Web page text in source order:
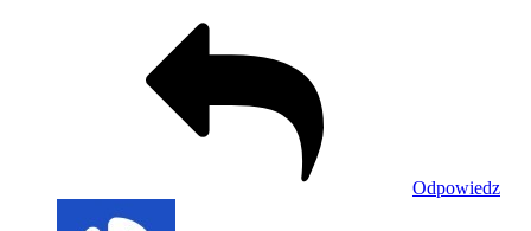
Odpowiedz